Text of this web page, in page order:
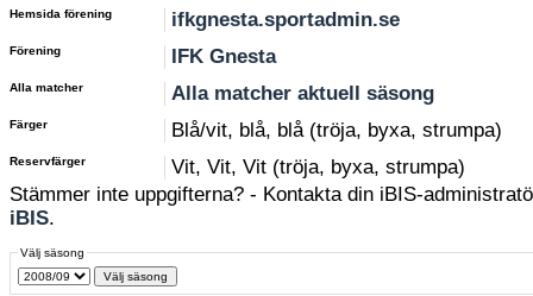
Hemsida förening ifkgnesta.sportadmin.se
Förening IFK Gnesta
Alla matcher Alla matcher aktuell säsong
Färger Blå/vit, blå, blå (tröja, byxa, strumpa)
Reservfärger
Vit, Vit, Vit (tröja, byxa, strumpa)
Stämmer inte uppgifterna? - Kontakta din iBIS-
iBIS.
Välj säsong